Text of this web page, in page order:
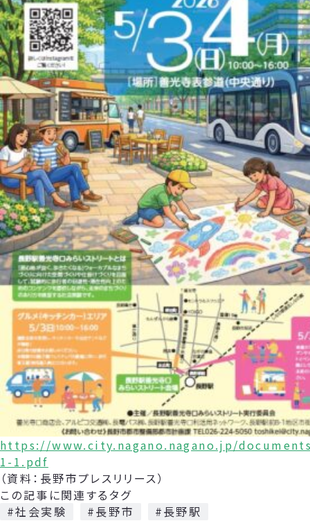
https://www.city.nagano.nagano.jp/
1-1.pdf
（資料：長野市プレスリリース）
この記事に関連するタグ
#社会実験
#長野市
#長野駅